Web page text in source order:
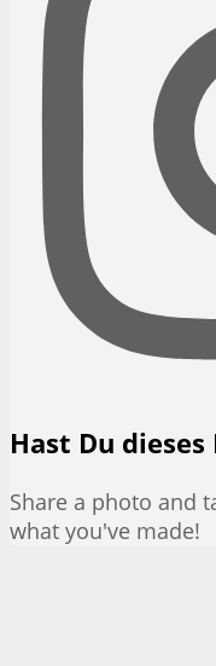
Hast Du
Share a photo and
what you've made!